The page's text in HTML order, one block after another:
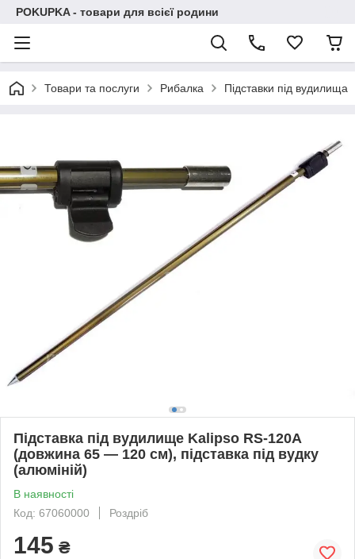
POKUPKA - товари для всієї родини
Товари та послуги Рибалка Підставки під вудилища
Підставка під вудилище Kalipso RS-120A
(довжина 65 — 120 см), підставка під вудку
(алюміній)
В наявності
Код: 67060000
Роздріб
145 ₴